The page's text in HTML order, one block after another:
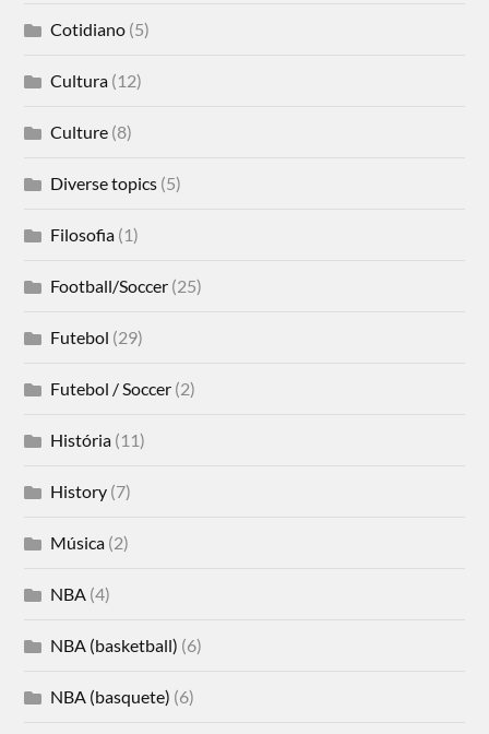
Cotidiano (5)
Cultura (12)
Culture (8)
Diverse topics (5)
Filosofia (1)
Football/Soccer (25)
Futebol (29)
Futebol / Soccer (2)
História (11)
History (7)
Música (2)
NBA (4)
NBA (basketball) (6)
NBA (basquete) (6)